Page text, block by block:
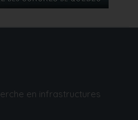
en infrastructures